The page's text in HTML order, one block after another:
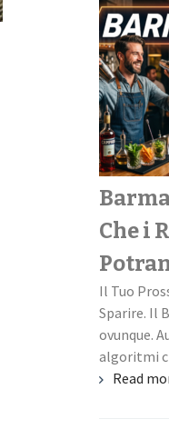
Che i
Il Tuo
Sparire. Il
ovunque.
algoritmi
Read